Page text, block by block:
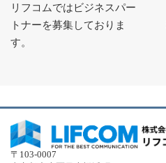
リフコムではビジネスパー
トナーを募集しておりま
す。
〒103-0007